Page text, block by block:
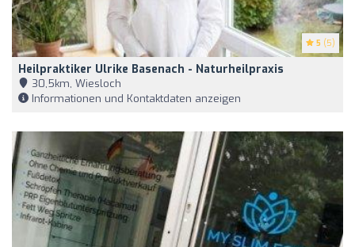
5 (5)
Heilpraktiker Ulrike Basenach - Naturheilpraxis
30,5km, Wiesloch
Informationen und Kontaktdaten anzeigen